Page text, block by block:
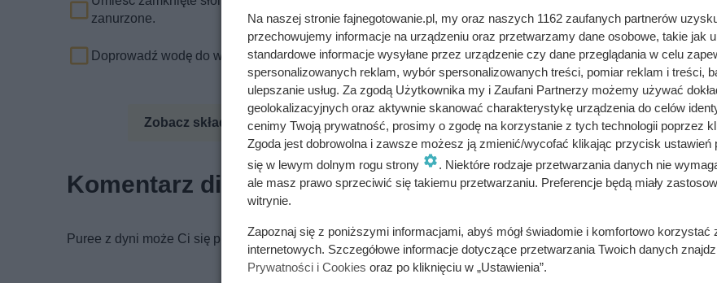
zanurzone.
Doprowadź wodę do wrzenia i pasteryzuj słoiki przez 30 minut.
Zobacz składniki odżywcze Zobacz alergeny Oblicz koszty przyrządzenia potrawy
Komentarz dietetyka
Puree z dyni może Ci się przydać na obiad w ciągu roku lub jako baza do ciasta.
Na naszej stronie fajnegotowanie.pl, my oraz naszych 1162 zaufanych partnerów
przechowujemy informacje na urządzeniu oraz przetwarzamy dane osobowe, takie jak
standardowe informacje wysyłane przez urządzenie czy dane przeglądania w celu
spersonalizowanych reklam, wybór spersonalizowanych treści, pomiar reklam i treści,
ulepszanie usług. Za zgodą Użytkownika my i Zaufani Partnerzy możemy używać
geolokalizacyjnych oraz aktywnie skanować charakterystykę urządzenia do celów
cenimy Twoją prywatność, prosimy o zgodę na korzystanie z tych technologii poprzez
Zgoda jest dobrowolna i zawsze możesz ją zmienić/wycofać klikając przycisk ustawień
się w lewym dolnym rogu strony
. Niektóre rodzaje przetwarzania danych nie
ale masz prawo sprzeciwić się takiemu przetwarzaniu. Preferencje będą miały
witrynie.
Zapoznaj się z poniższymi informacjami, abyś mógł świadomie i komfortowo
internetowych. Szczegółowe informacje dotyczące przetwarzania Twoich danych
Prywatności i Cookies oraz po kliknięciu w „Ustawienia”.